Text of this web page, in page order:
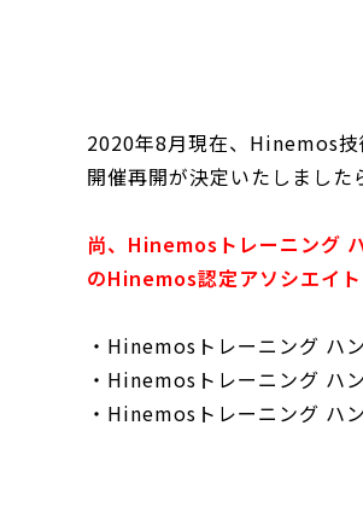
2020年8月現在、Hinemos技
開催再開が決定いたしまし
尚、Hinemosトレーニング
のHinemos認定アソシエイト
・Hinemosトレーニング
・Hinemosトレーニング
・Hinemosトレーニング